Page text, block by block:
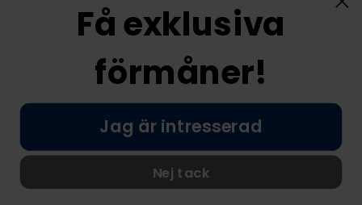
© Nordic Prostore 2026
Allmänna villkor
Få exklusiva
förmåner!
Jag är intresserad
Nej tack